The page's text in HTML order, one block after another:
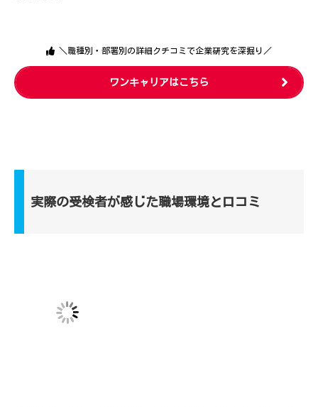
＼職種別・部署別の詳細クチコミで企業研究を深掘り／
ワンキャリアはこちら
実際の受検者が感じた職場環境と口コミ